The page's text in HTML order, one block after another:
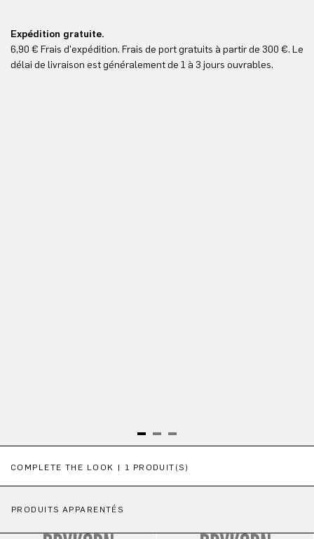
Expédition gratuite.
6,90 € Frais d'expédition. Frais de port gratuits à partir de 300 €. Le
délai de livraison est généralement de 1 à 3 jours ouvrables.
COMPLETE THE LOOK | 1 PRODUIT(S)
PRODUITS APPARENTÉS